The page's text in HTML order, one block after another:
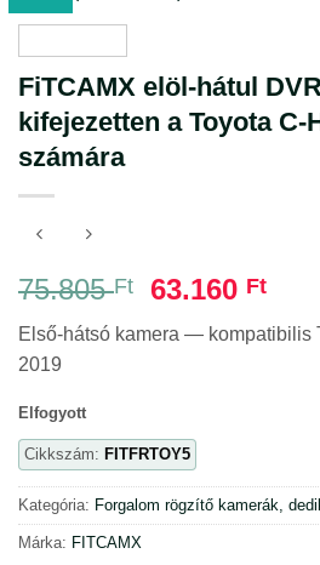
FiTCAMX elöl-hátul
kifejezetten a Toyota C-
számára
75.805Ft
Original
was:
63.160 Ft
is:
Első-hátsó kamera — kompatibilis
2019
Elfogyott
Cikkszám: FITFRTOY5
Kategória: Forgalom rögzítő kamerák,
Márka: FITCAMX